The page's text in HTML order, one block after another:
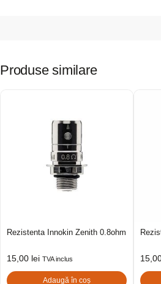
Produse similare
Rezistenta Innokin Zenith 0.8ohm
15,00 lei TVA inclus
Adaugă în coș